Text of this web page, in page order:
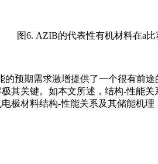
图6. AZIB的代表性有机材料在a
预期需求激增提供了一个很有前
其关键。如本文所述，结构-性能
极材料结构-性能关系及其储能机理